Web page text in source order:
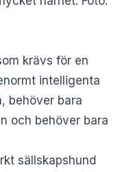
krävs för en
intelligenta
behöver bara
och behöver bara
sällskapshund